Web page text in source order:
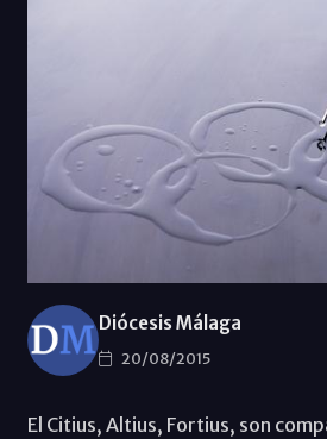
Diócesis Málaga
20/08/2015
El Citius, Altius, Fortius, son